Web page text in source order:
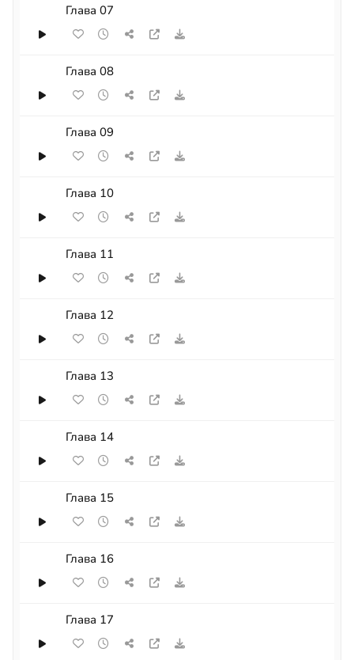
Глава 07
Глава 08
Глава 09
Глава 10
Глава 11
Глава 12
Глава 13
Глава 14
Глава 15
Глава 16
Глава 17